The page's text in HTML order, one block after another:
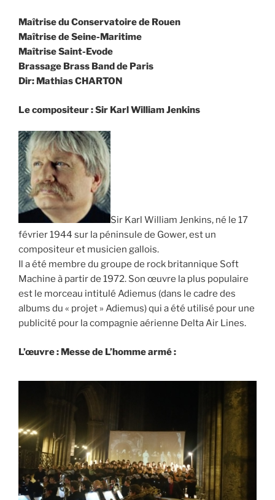
Maîtrise du Conservatoire de Rouen
Maîtrise de Seine-Maritime
Maîtrise Saint-Evode
Brassage Brass Band de Paris
Dir: Mathias CHARTON
Le compositeur : Sir Karl William Jenkins
Sir Karl William Jenkins, né le 17
février 1944 sur la péninsule de Gower, est un
compositeur et musicien gallois.
Il a été membre du groupe de rock britannique Soft
Machine à partir de 1972. Son œuvre la plus populaire
est le morceau intitulé Adiemus (dans le cadre des
albums du « projet » Adiemus) qui a été utilisé pour une
publicité pour la compagnie aérienne Delta Air Lines.
L’œuvre : Messe de L’homme armé :